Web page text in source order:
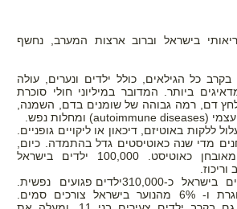
בישראל וברוב ארצות המערב, נחשף
כל הגילאים, כולל ילדים ונערים, עולה
ביותר. המדובר במיליוני חולי סוכרת
יתר לחץ דם, רמה גבוהה של שומנים בדם, השמנה,
(
autoimmune diseases) ומחלות נפש.
ללקות באוטיזם, דיכאון או ליקויים גופניים.
מדי שנה כאוטיסטים גדל בהתמדה. כיום,
1 מכל 203 ילדים מאובחן כאוטיסט. 100,000 ילדים בישראל
כ-310,000ילדים פגועים נפשית.
מהאוכלוסייה הבוגרת ו- 6% מהנוער בישראל צורכים סמים.